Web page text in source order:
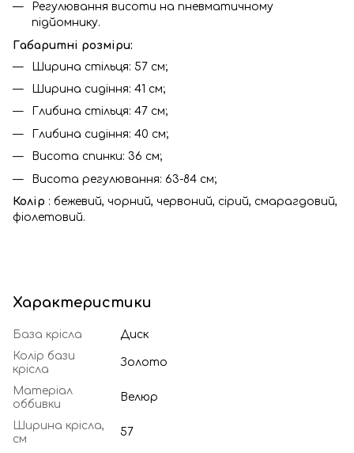
Регулювання висоти на пневматичному
підйомнику.
Габаритні розміри:
Ширина стільця: 57 см;
Ширина сидіння: 41 см;
Глибина стільця: 47 см;
Глибина сидіння: 40 см;
Висота спинки: 36 см;
Висота регулювання: 63-84 см;
Колір : бежевий, чорний, червоний, сірий, смарагдовий,
фіолетовий.
Характеристики
База крісла
Диск
Колір бази
крісла
Золото
Матеріал
оббивки
Велюр
Ширина крісла,
см
57